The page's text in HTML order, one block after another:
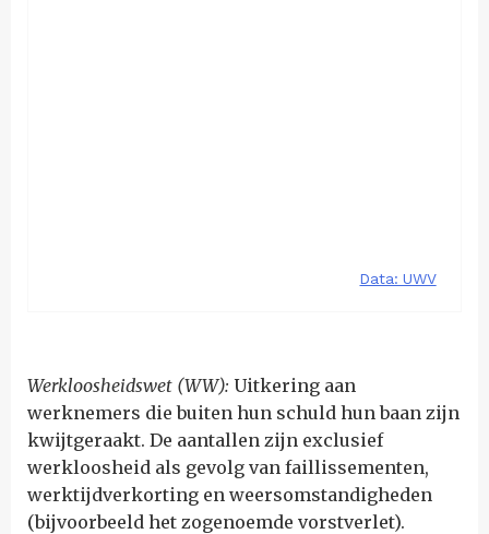
Werkloosheidswet (WW): Uitkering aan
werknemers die buiten hun schuld hun baan zijn
kwijtgeraakt. De aantallen zijn exclusief
werkloosheid als gevolg van faillissementen,
werktijdverkorting en weersomstandigheden
(bijvoorbeeld het zogenoemde vorstverlet).